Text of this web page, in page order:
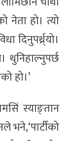
हो। त्यो
दिनुपर्थ्र्यो।
थुनिहाल्नुपर्छ
हो।’
स्याङ्तान
भने,‘पार्टीको